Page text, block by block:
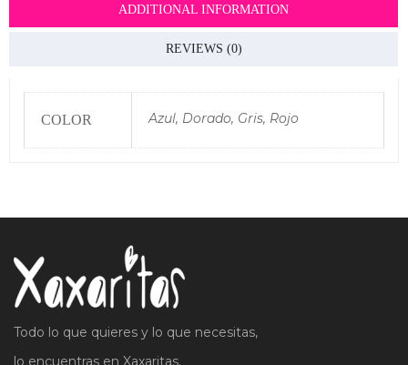
ADDITIONAL INFORMATION
REVIEWS (0)
COLOR Azul, Dorado, Gris, Rojo
Todo lo que quieres y lo que necesitas,
lo encuentras en Xaxaritas.